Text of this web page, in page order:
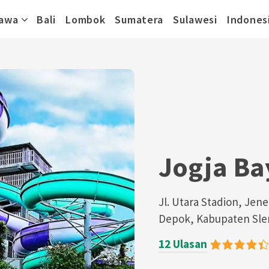
Bali Lombok Sumatera Sulawesi
Jogja
Jl. Utara Stadion,
Depok, Kabupaten
12 Ulasan